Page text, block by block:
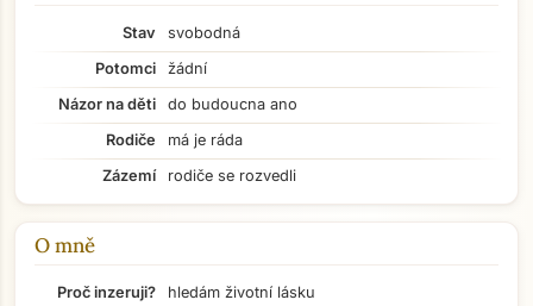
Stav
svobodná
Potomci
žádní
Názor na děti
do budoucna ano
Rodiče
má je ráda
Zázemí
rodiče se rozvedli
O mně
Proč inzeruji?
hledám životní lásku